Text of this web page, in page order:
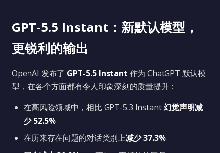
GPT-5.5 Instant：新默认模型，
更锐利的输出
OpenAI 发布了 GPT-5.5 Instant 作为 ChatGPT 默认模
型，在各个方面都有令人印象深刻的质量提升：
在高风险领域中，相比 GPT-5.3 Instant幻觉声明减
少 52.5%
在历来存在问题的对话类别上减少 37.3%